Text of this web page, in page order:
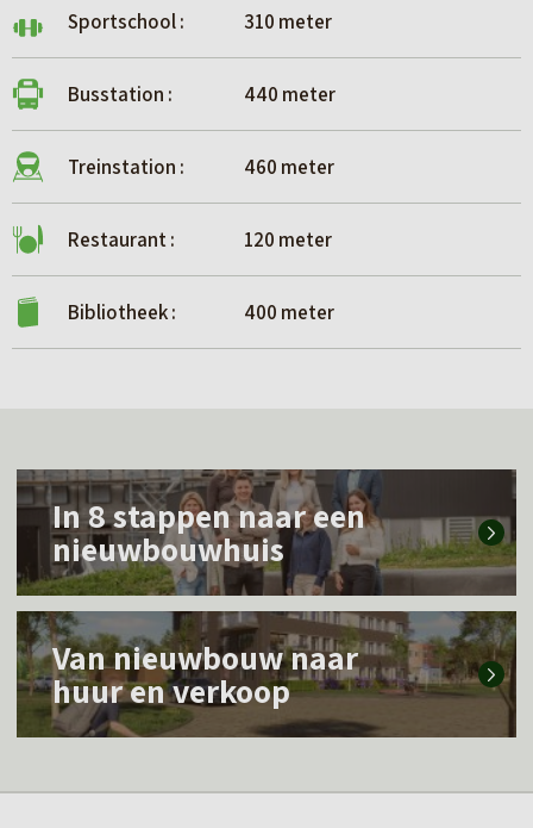
Sportschool : 310 meter
Busstation : 440 meter
Treinstation : 460 meter
Restaurant : 120 meter
Bibliotheek : 400 meter
L
s
m
e
o
In 8 stappen naar een
nieuwbouwhuis
L
e
s
Van nieuwbouw naar
huur en verkoop